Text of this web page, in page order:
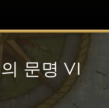
문명 VI